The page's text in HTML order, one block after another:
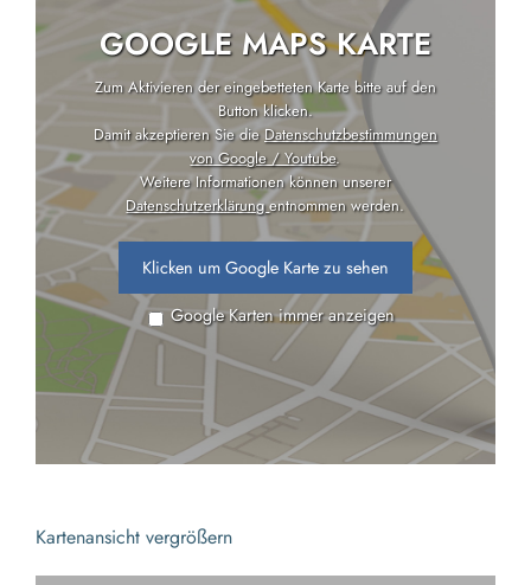
GOOGLE MAPS KARTE
Zum Aktivieren der eingebetteten Karte bitte auf den
Button klicken.
Damit akzeptieren Sie dieDatenschutzbestimmungen
von Google / Youtube.
Weitere Informationen können unserer
Datenschutzerklärungentnommen werden.
Klicken um Google Karte zu sehen
Google Karten immer anzeigen
Kartenansicht vergrößern